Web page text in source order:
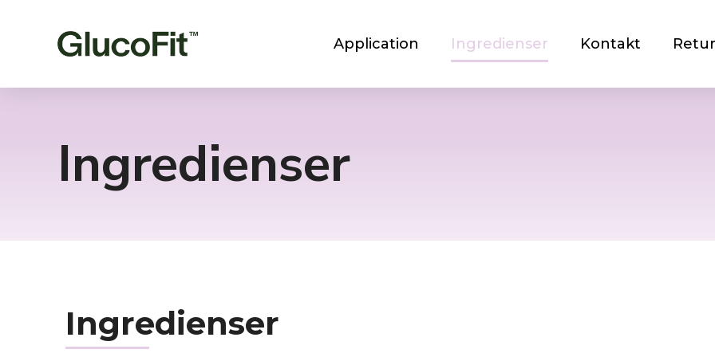
Application Ingredienser Kontakt
Ingredienser
Ingredienser